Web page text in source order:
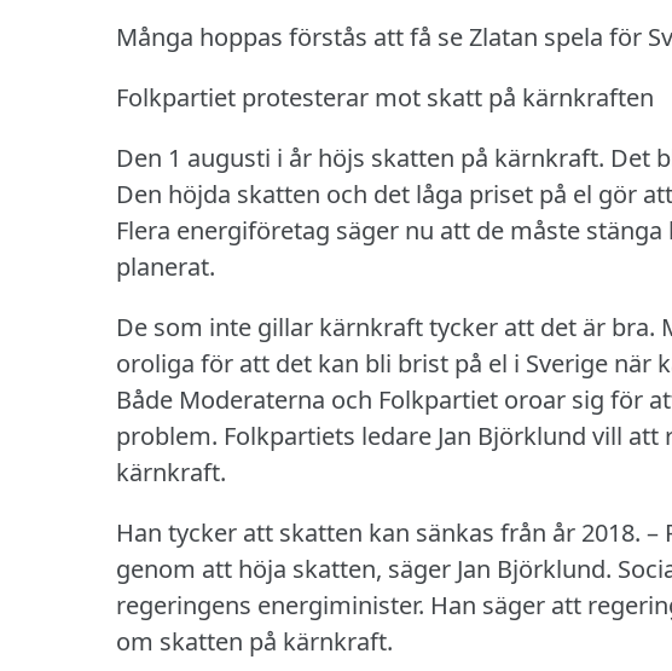
Många hoppas förstås att få se Zlatan spela för
Folkpartiet protesterar mot skatt på kärnkraften
Den 1 augusti i år höjs skatten på kärnkraft. Det
Den höjda skatten och det låga priset på el gör
Flera energiföretag säger nu att de måste
planerat.
De som inte gillar kärnkraft tycker att det är bra.
oroliga för att det kan bli brist på el i Sverige när
Både Moderaterna och Folkpartiet oroar sig för
problem. Folkpartiets ledare Jan Björklund vill
kärnkraft.
Han tycker att skatten kan sänkas från år 2018. –
genom att höja skatten, säger Jan Björklund.
regeringens energiminister. Han säger att
om skatten på kärnkraft.